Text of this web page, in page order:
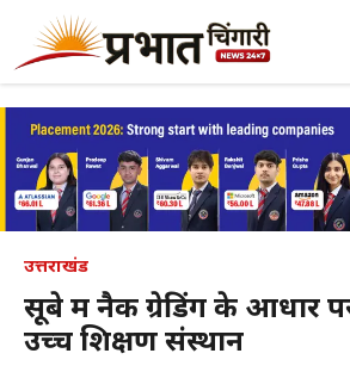
content
उत्तराखंड
सूबे में नैक ग्रेडिंग के आधार
उच्च शिक्षण संस्थान